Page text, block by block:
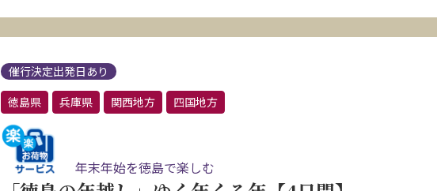
催行決定出発日あり
徳島県
兵庫県 関西地方 四国地方
年末年始を徳島で楽しむ